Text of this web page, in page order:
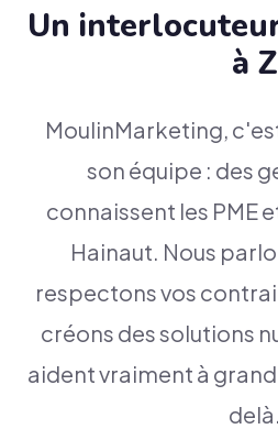
Un
à Z
MoulinMarketing,
son équipe : des
connaissent les PME
Hainaut. Nous
respectons vos
créons des solutions
aident vraiment à
delà.